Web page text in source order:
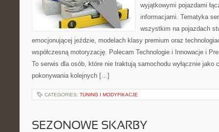
wyjątkowymi pojazdami
informacjami. Tematyka
wszystkim na pojazdach
emocjonującej jeździe, modelach klasy premium oraz
współczesną motoryzację. Polecam Technologie i Innowacje i
To serwis dla osób, które nie traktują samochodu wyłącznie jako
pokonywania kolejnych […]
CATEGORIES: TUNING I MODYFIKACJE
SEZONOWE SKARBY